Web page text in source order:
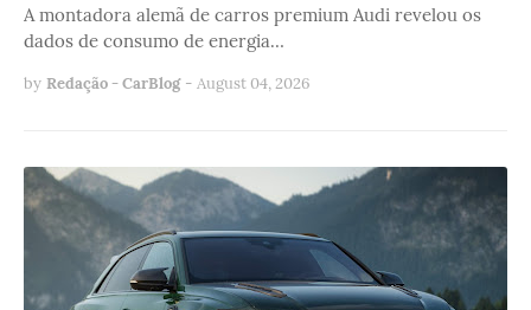
A montadora alemã de carros premium Audi revelou os
dados de consumo de energia…
by Redação - CarBlog - August 04, 2026